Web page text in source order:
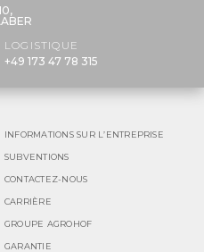
LOGISTIQUE
+49 173 47 78 315
INFORMATIONS SUR L’ENTREPRISE
SUBVENTIONS
CONTACTEZ-NOUS
CARRIÈRE
GROUPE AGROHOF
GARANTIE